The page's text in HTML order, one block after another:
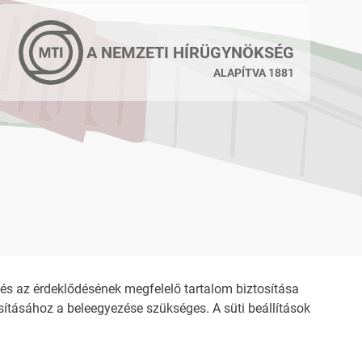
az érdeklődésének megfelelő tartalom biztosítása
a beleegyezése szükséges. A süti beállítások
A NEMZETI HÍRÜGYNÖKSÉG
ALAPÍTVA 1881